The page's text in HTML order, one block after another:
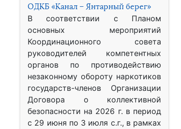
ОДКБ «Канал – Янтарный берег»
В соответствии с Планом
основных мероприятий
Координационного совета
руководителей компетентных
органов по противодействию
незаконному обороту наркотиков
государств-членов Организации
Договора о коллективной
безопасности на 2026 г. в период
с 29 июня по 3 июля с.г., в рамках